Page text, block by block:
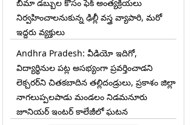
బీమా డబ్బుల కోసం ఫేక్ అంత్యక్రియలు
నిర్వహించాలనుకున్న ఢిల్లీ వస్త్ర వ్యాపారి, మరో
ఇద్దరు వ్యక్తులు
Andhra Pradesh: వీడియో ఇదిగో,
విద్యార్థినుల పట్ల అసభ్యంగా ప్రవర్తించాడని
లెక్చ‌ర‌ర్‌ని చిత‌క‌బాదిన త‌ల్లిదండ్రులు, ప్రకాశం జిల్లా
నాగలుప్పలపాడు మండలం నిడమనూరు
జూనియర్ ఇంటర్ కాలేజీలో ఘటన